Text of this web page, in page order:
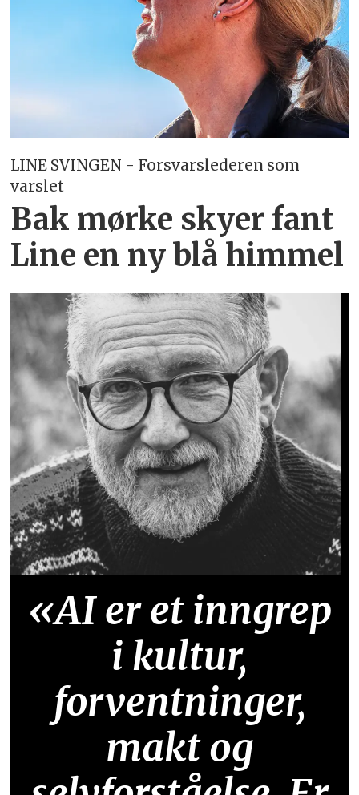
LINE SVINGEN - Forsvarslederen som
varslet
Bak mørke skyer fant
Line en ny blå himmel
«AI er et inngrep
i kultur,
forventninger,
makt og